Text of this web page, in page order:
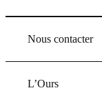
Nous contacter
L’Ours